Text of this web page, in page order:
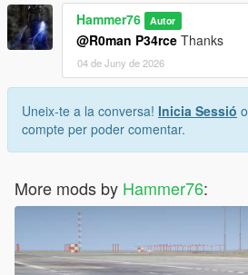
Hammer76 Autor
@R0man P34rce Thanks
04 de Juny de 2026
Uneix-te a la conversa! Inicia Sessió o
compte per poder comentar.
More mods by Hammer76: